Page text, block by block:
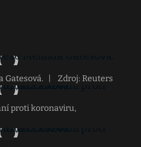
Gatesová. Zdroj: Reuters
proti koronaviru,